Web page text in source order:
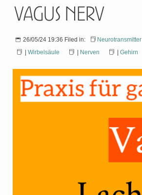
Vagus Nerv
26/05/24 19:36 Filed in:
Neurotransmitter
Wirbelsäule Nerven Gehirn